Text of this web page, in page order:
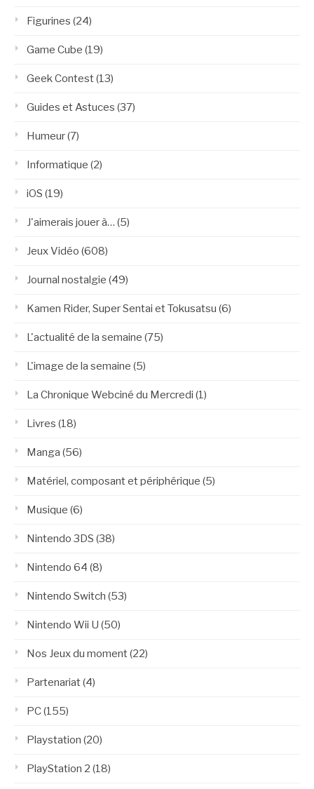
Figurines (24)
Game Cube (19)
Geek Contest(13)
Guides et Astuces (37)
Humeur(7)
Informatique (2)
iOS (19)
J'aimerais jouer à… (5)
Jeux Vidéo (608)
Journal nostalgie (49)
Kamen Rider, Super Sentai et Tokusatsu (6)
L'actualité de la semaine (75)
L'image de la semaine (5)
La Chronique Webciné du Mercredi (1)
Livres (18)
Manga (56)
Matériel, composant et périphérique (5)
Musique (6)
Nintendo 3DS (38)
Nintendo 64 (8)
Nintendo Switch (53)
Nintendo Wii U (50)
Nos Jeux du moment(22)
Partenariat(4)
PC(155)
Playstation (20)
PlayStation 2 (18)